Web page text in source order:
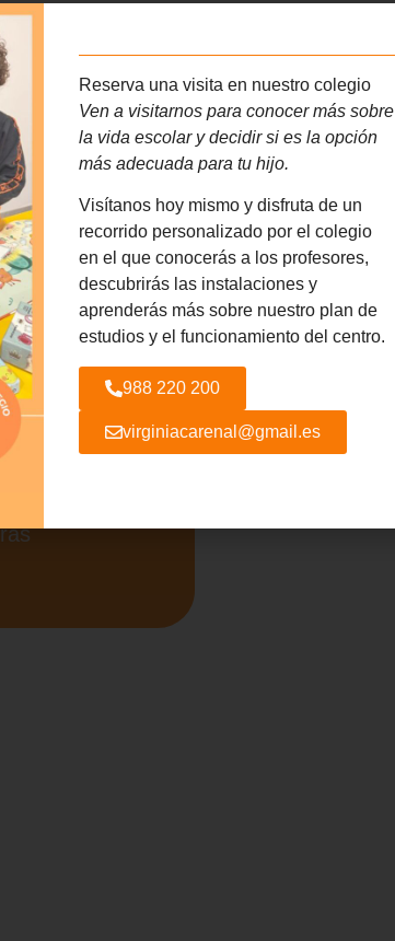
la
Reserva una visita en nuestro colegio
Ven a visitarnos para conocer más sobre
la vida escolar y decidir si es la opción
más adecuada para tu hijo.
Visítanos hoy mismo y disfruta de un
recorrido personalizado por el colegio
en el que conocerás a los profesores,
descubrirás las instalaciones y
aprenderás más sobre nuestro plan de
estudios y el funcionamiento del centro.
988 220 200
virginiacarenal@gmail.es